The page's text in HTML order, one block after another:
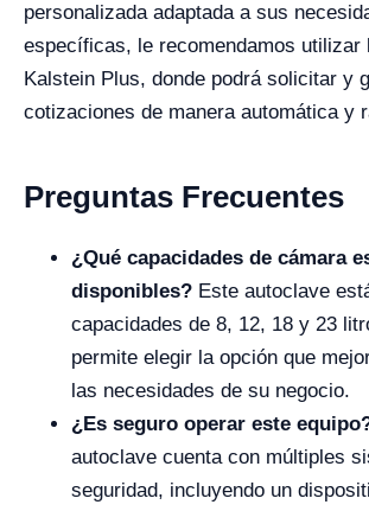
personalizada adaptada a sus
específicas, le recomendamos utilizar
Kalstein Plus, donde podrá solicitar y
cotizaciones de manera automática y
Preguntas Frecuentes
¿Qué capacidades de cámara
disponibles? Este autoclave
capacidades de 8, 12, 18 y 23
permite elegir la opción que
las necesidades de su negocio.
¿Es seguro operar este
autoclave cuenta con múltiples
seguridad, incluyendo un